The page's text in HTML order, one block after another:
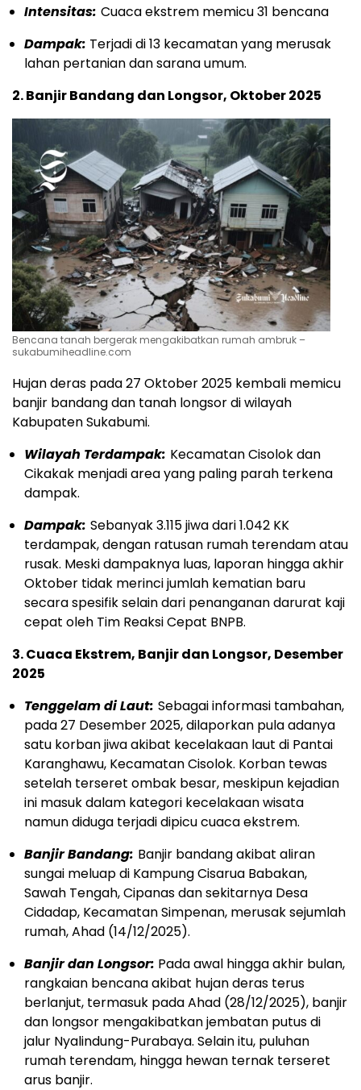
Intensitas: Cuaca ekstrem memicu 31 bencana
Dampak: Terjadi di 13 kecamatan yang merusak
lahan pertanian dan sarana umum.
2. Banjir Bandang dan Longsor, Oktober 2025
Bencana tanah bergerak mengakibatkan rumah ambruk –
sukabumiheadline.com
Hujan deras pada 27 Oktober 2025 kembali memicu
banjir bandang dan tanah longsor di wilayah
Kabupaten Sukabumi.
Wilayah Terdampak: Kecamatan Cisolok dan
Cikakak menjadi area yang paling parah terkena
dampak.
Dampak: Sebanyak 3.115 jiwa dari 1.042 KK
terdampak, dengan ratusan rumah terendam atau
rusak. Meski dampaknya luas, laporan hingga akhir
Oktober tidak merinci jumlah kematian baru
secara spesifik selain dari penanganan darurat kaji
cepat oleh Tim Reaksi Cepat BNPB.
3. Cuaca Ekstrem, Banjir dan Longsor, Desember
2025
Tenggelam di Laut: Sebagai informasi tambahan,
pada 27 Desember 2025, dilaporkan pula adanya
satu korban jiwa akibat kecelakaan laut di Pantai
Karanghawu, Kecamatan Cisolok. Korban tewas
setelah terseret ombak besar, meskipun kejadian
ini masuk dalam kategori kecelakaan wisata
namun diduga terjadi dipicu cuaca ekstrem.
Banjir Bandang: Banjir bandang akibat aliran
sungai meluap di Kampung Cisarua Babakan,
Sawah Tengah, Cipanas dan sekitarnya Desa
Cidadap, Kecamatan Simpenan, merusak sejumlah
rumah, Ahad (14/12/2025).
Banjir dan Longsor: Pada awal hingga akhir bulan,
rangkaian bencana akibat hujan deras terus
berlanjut, termasuk pada Ahad (28/12/2025), banjir
dan longsor mengakibatkan jembatan putus di
jalur Nyalindung-Purabaya. Selain itu, puluhan
rumah terendam, hingga hewan ternak terseret
arus banjir.